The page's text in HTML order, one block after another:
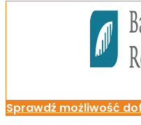
Sprawdź możliwość